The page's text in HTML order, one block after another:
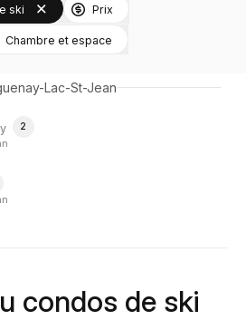
ski Prix
Chambre et espace
Lac-St-Jean
2
condos de ski